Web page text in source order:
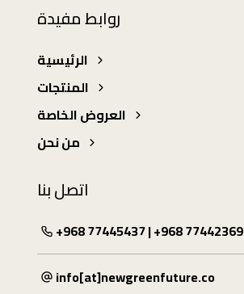
روابط مفيدة
اتصل بنا
+968 77445437 | +968 77442369
info[at]newgreenfuture.co